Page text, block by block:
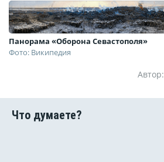
Панорама «Оборона Севастополя»
Фото: Википедия
Автор: